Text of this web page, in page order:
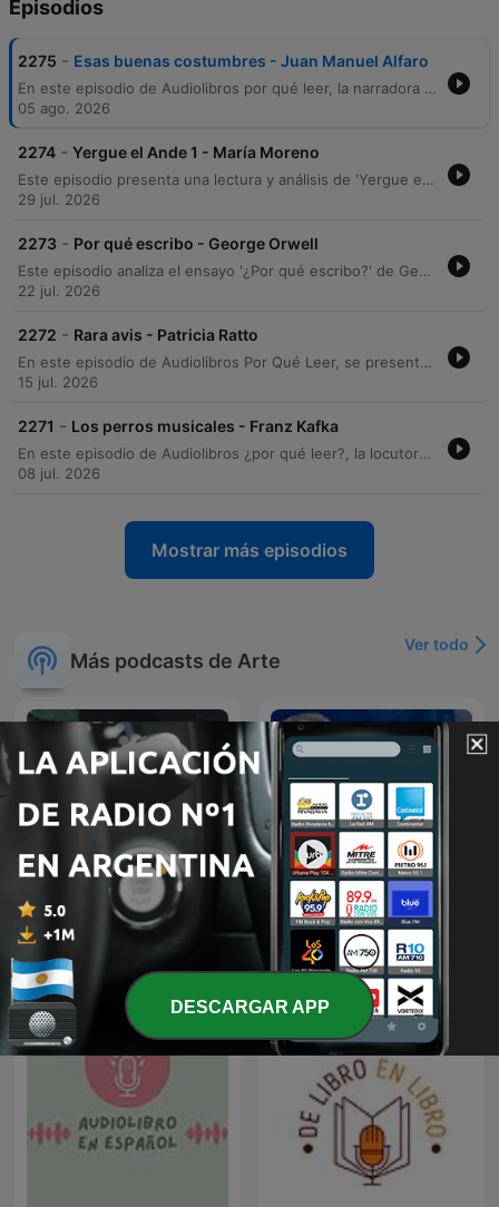
Episodios
2275 - Esas buenas costumbres - Juan Manuel Alfaro
En este episodio de Audiolibros por qué leer, la narradora Ceci Bona presenta el cuento Esas buenas costumbres del autor entrerriano Juan Manuel Alfaro, perteneciente a su obra La dama con el unicornio. A través de una lectura pausada, se explora la vida de un matrimonio regido por las normas sociales y la importancia de mantener las tradiciones y los deberes hacia los antepasados. La narración profundiza en la tensión entre la estructura moral de un hombre dedicado a las buenas costumbres y la sutil rebeldía de su esposa, Estela. El episodio ofrece una reflexión sobre la memoria, el orden social y la intimidad frente a lo público, destacando la labor de la editorial Oshenden en la difusión de autores de la provincia de Entre Ríos.
05 ago. 2026
2274 - Yergue el Ande 1 - María Moreno
Este episodio presenta una lectura y análisis de 'Yergue el Ande' de María Moreno, obra que relata un viaje mochilero por los Andes junto a su pareja. A través de memorias autobiográficas, se exploran las tensiones de pareja, la convivencia en campamentos y encuentros significativos en Chile. La narración profundiza en las vivencias de viaje, desde la hospitalidad en parroquias hasta incidentes cotidianos que sirven como metáforas de la relación. El episodio concluye con una reflexión sobre la fascinación por los intelectuales viajeros y una invitación a la comunidad para apoyar el proyecto.
29 jul. 2026
2273 - Por qué escribo - George Orwell
Este episodio analiza el ensayo '¿Por qué escribo?' de George Orwell, explorando su contexto editorial desde 1946 y sus memorias sobre la formación de su vocación literaria. A través de un recorrido por los cuatro motivos que impulsan la escritura, se examina la intersección entre el compromiso político del autor y su búsqueda de la excelencia estética. El análisis profundiza en cómo Orwell intenta transformar la escritura política en un arte, abordando la inevitabilidad del sesgo ideológico y la importancia de la claridad en la prosa. El episodio concluye con detalles sobre la edición del texto y los créditos de producción.
22 jul. 2026
2272 - Rara avis - Patricia Ratto
En este episodio de Audiolibros Por Qué Leer, se presenta la lectura del cuento Rara Abis, de la autora Patricia Rato, perteneciente a la antología Faunas. La narrativa explora el encuentro fortuito de un hombre con un ser herido que cae del cielo, desencadenando una transformación en su vida y una conexión profunda con lo inesperado. La locución acompaña la lectura con reflexiones sobre la técnica narrativa de Rato y comparte detalles sobre la inspiración real detrás de la obra, basada en una anécdot de la autora. El episodio ofrece una experiencia inmersiva que transita entre lo cotidiano y lo fantástico.
15 jul. 2026
2271 - Los perros musicales - Franz Kafka
En este episodio de Audiolibros ¿por qué leer?, la locutora Ceci Bona presenta una lectura de Los perros musicales, un fragmento de la obra inconclusa Investigaciones de un perro de Franz Kafka. El relato, recuperado de la revista argentina Disco de 1945, ofrece una perspectiva narrativa única desde el punto de vista de un perro cachorro que presencia una asombrosa y perturbadora exhibición musical realizada por un grupo de siete canes. La narradora comparte además el proceso de hallazgo del texto a través del Archivo Histórico de Revistas Argentinas, destacando la riqueza de este material inédito y la experiencia sensorial de la lectura. El episodio concluye con una breve reflexión sobre la interpretación del texto y los detalles de producción del podcast.
08 jul. 2026
Mostrar más episodios
Más podcasts de Arte
Ver todo
Cuentos en español Cuentos de medianoche
DESCARGAR APP